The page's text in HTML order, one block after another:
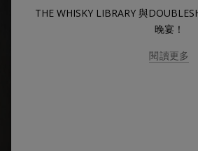
THE WHISKY LIBRARY 與
晚宴！
閱讀更多